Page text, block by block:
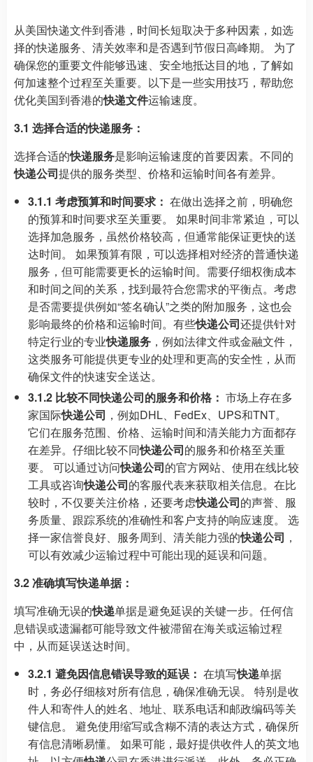
从美国快递文件到香港，时间长短取决于多种因素，如选
择的快递服务、清关效率和是否遇到节假日高峰期。 为了
确保您的重要文件能够迅速、安全地抵达目的地，了解如
何加速整个过程至关重要。以下是一些实用技巧，帮助您
优化美国到香港的快递文件运输速度。
3.1 选择合适的快递服务：
选择合适的快递服务是影响运输速度的首要因素。不同的
快递公司提供的服务类型、价格和运输时间各有差异。
3.1.1 考虑预算和时间要求： 在做出选择之前，明确您
的预算和时间要求至关重要。 如果时间非常紧迫，可以
选择加急服务，虽然价格较高，但通常能保证更快的送
达时间。 如果预算有限，可以选择相对经济的普通快递
服务，但可能需要更长的运输时间。需要仔细权衡成本
和时间之间的关系，找到最符合您需求的平衡点。考虑
是否需要提供例如“签名确认”之类的附加服务，这也会
影响最终的价格和运输时间。有些快递公司还提供针对
特定行业的专业快递服务 ，例如法律文件或金融文件，
这类服务可能提供更专业的处理和更高的安全性，从而
确保文件的快速安全送达。
3.1.2 比较不同快递公司的服务和价格： 市场上存在多
家国际快递公司 ，例如DHL、FedEx、UPS和TNT。
它们在服务范围、价格、运输时间和清关能力方面都存
在差异。仔细比较不同快递公司的服务和价格至关重
要。 可以通过访问快递公司的官方网站、使用在线比较
工具或咨询快递公司的客服代表来获取相关信息。在比
较时，不仅要关注价格，还要考虑快递公司的声誉、服
务质量、跟踪系统的准确性和客户支持的响应速度。 选
择一家信誉良好、服务周到、清关能力强的快递公司 ，
可以有效减少运输过程中可能出现的延误和问题。
3.2 准确填写快递单据：
填写准确无误的快递单据是避免延误的关键一步。任何信
息错误或遗漏都可能导致文件被滞留在海关或运输过程
中，从而延误送达时间。
3.2.1 避免因信息错误导致的延误： 在填写快递单据
时，务必仔细核对所有信息，确保准确无误。 特别是收
件人和寄件人的姓名、地址、联系电话和邮政编码等关
键信息。 避免使用缩写或含糊不清的表达方式，确保所
有信息清晰易懂。 如果可能，最好提供收件人的英文地